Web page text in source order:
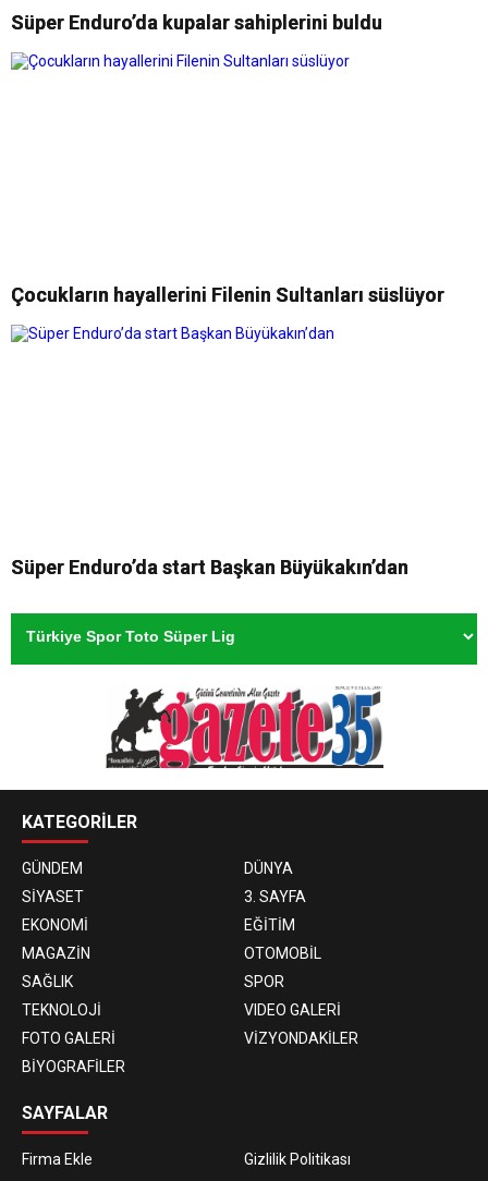
Süper Enduro’da kupalar sahiplerini buldu
Çocukların hayallerini Filenin Sultanları süslüyor
Süper Enduro’da start Başkan Büyükakın’dan
KATEGORİLER
GÜNDEM
DÜNYA
SİYASET
3. SAYFA
EKONOMİ
EĞİTİM
MAGAZİN
OTOMOBİL
SAĞLIK
SPOR
TEKNOLOJİ
VIDEO GALERİ
FOTO GALERİ
VİZYONDAKİLER
BİYOGRAFİLER
SAYFALAR
Firma Ekle
Gizlilik Politikası